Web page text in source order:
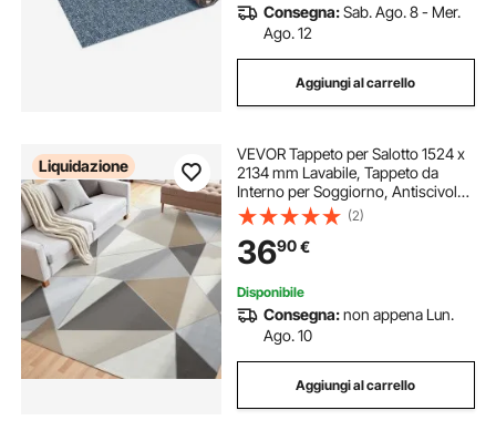
Consegna:Sab. Ago. 8 - Mer.
Ago. 12
Aggiungi al carrello
Liquidazione
VEVOR Tappeto per Salotto 1524 x
2134 mm Lavabile, Tappeto da
Interno per Soggiorno, Antiscivolo
e Antistrappo, per Animali
Domestici e Bambini, per Camera
da Letto, Soggiorno, Grigio
Antracite
(2)
3690€
Disponibile
Consegna:non appena Lun.
Ago. 10
Aggiungi al carrello